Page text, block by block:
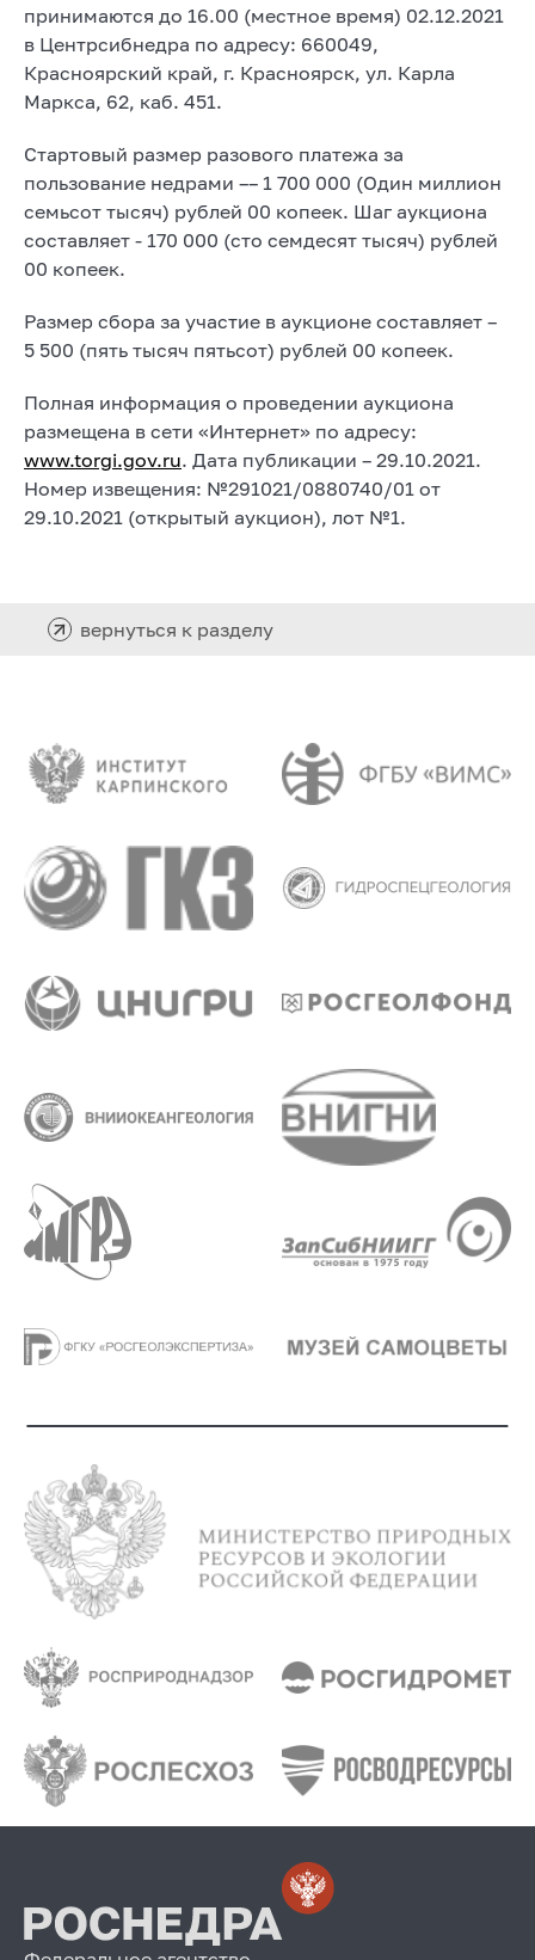
принимаются до 16.00 (местное время) 02.12.2021
в Центрсибнедра по адресу: 660049,
Красноярский край, г. Красноярск, ул. Карла
Маркса, 62, каб. 451.
Стартовый размер разового платежа за
пользование недрами –– 1 700 000 (Один миллион
семьсот тысяч) рублей 00 копеек. Шаг аукциона
составляет - 170 000 (сто семдесят тысяч) рублей
00 копеек.
Размер сбора за участие в аукционе составляет –
5 500 (пять тысяч пятьсот) рублей 00 копеек.
Полная информация о проведении аукциона
размещена в сети «Интернет» по адресу:
www.torgi.gov.ru. Дата публикации – 29.10.2021.
Номер извещения: №291021/0880740/01 от
29.10.2021 (открытый аукцион), лот №1.
вернуться к разделу